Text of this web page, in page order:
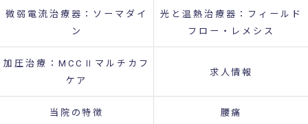
微弱電流治療器：ソーマダイ
ン
光と温熱治療器：フィールド
フロー・レメシス
加圧治療：MCCⅡマルチカフ
ケア
求人情報
当院の特徴 腰痛